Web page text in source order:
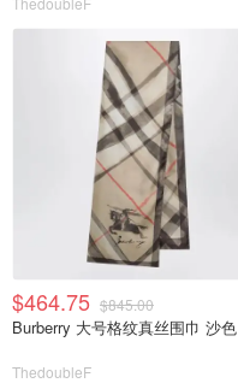
$464.75 $845.00
Burberry 大号格纹真丝围巾 沙色
ThedoubleF